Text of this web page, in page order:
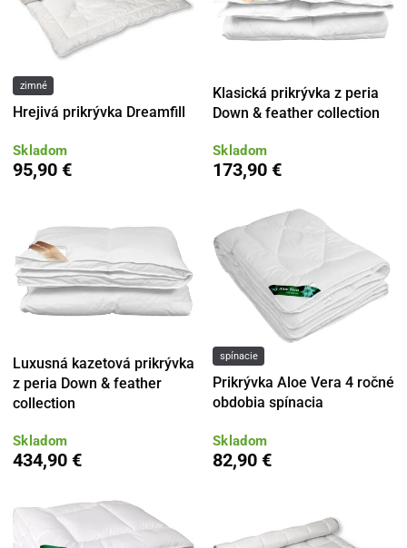
zimné
Hrejivá prikrývka Dreamfill
Skladom
95,90 €
Klasická prikrývka z peria
Down & feather collection
Skladom
173,90 €
Luxusná kazetová prikrývka
z peria Down & feather
collection
Skladom
434,90 €
spínacie
Prikrývka Aloe Vera 4 ročné
obdobia spínacia
Skladom
82,90 €